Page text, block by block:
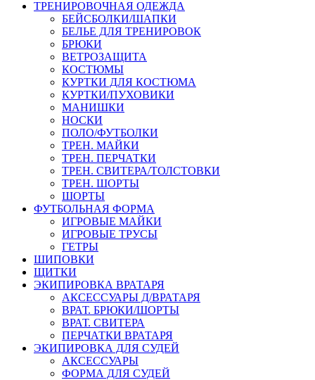
ТРЕНИРОВОЧНАЯ ОДЕЖДА
БЕЙСБОЛКИ/ШАПКИ
БЕЛЬЕ ДЛЯ ТРЕНИРОВОК
БРЮКИ
ВЕТРОЗАЩИТА
КОСТЮМЫ
КУРТКИ ДЛЯ КОСТЮМА
КУРТКИ/ПУХОВИКИ
МАНИШКИ
НОСКИ
ПОЛО/ФУТБОЛКИ
ТРЕН. МАЙКИ
ТРЕН. ПЕРЧАТКИ
ТРЕН. СВИТЕРА/ТОЛСТОВКИ
ТРЕН. ШОРТЫ
ШОРТЫ
ФУТБОЛЬНАЯ ФОРМА
ИГРОВЫЕ МАЙКИ
ИГРОВЫЕ ТРУСЫ
ГЕТРЫ
ШИПОВКИ
ЩИТКИ
ЭКИПИРОВКА ВРАТАРЯ
АКСЕССУАРЫ Д/ВРАТАРЯ
ВРАТ. БРЮКИ/ШОРТЫ
ВРАТ. СВИТЕРА
ПЕРЧАТКИ ВРАТАРЯ
ЭКИПИРОВКА ДЛЯ СУДЕЙ
АКСЕССУАРЫ
ФОРМА ДЛЯ СУДЕЙ